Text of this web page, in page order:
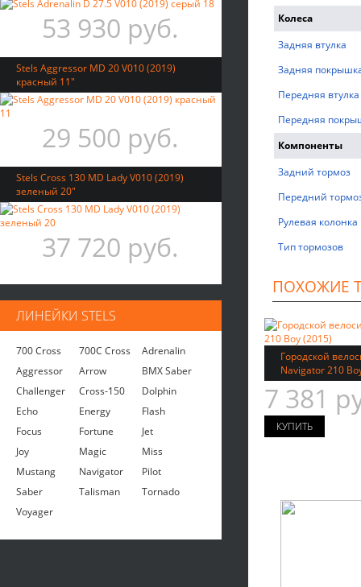
53 930 руб.
Stels Aggressor MD 20 V010 (2019)
красный 11"
29 500 руб.
Stels Cross 130 MD Lady V010 (2019)
зеленый 20"
37 720 руб.
ЛИНЕЙКИ STELS
700 Cross 700C Cross
Adrenalin
Aggressor
Arrow
BMX Saber
Challenger
Cross-150
Dolphin
Echo
Energy
Flash
Focus
Fortune
Jet
Joy
Magic
Miss
Mustang
Navigator
Pilot
Saber
Talisman
Tornado
Voyager
Колеса
Задняя втулка
Задняя
Передняя втулка
Передняя
Компоненты
Задний тормоз
Передний
Рулевая колонка
Тип тормозов
ПОХОЖИЕ
Городской
Navigator 210
7 381